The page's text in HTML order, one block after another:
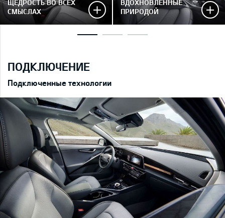
ЩЕДРОСТЬ ВО ВСЕХ
СМЫСЛАХ
ВДОХНОВЛЕННЫЕ
ПРИРОДОЙ
ПОДКЛЮЧЕНИЕ
Подключенные технологии